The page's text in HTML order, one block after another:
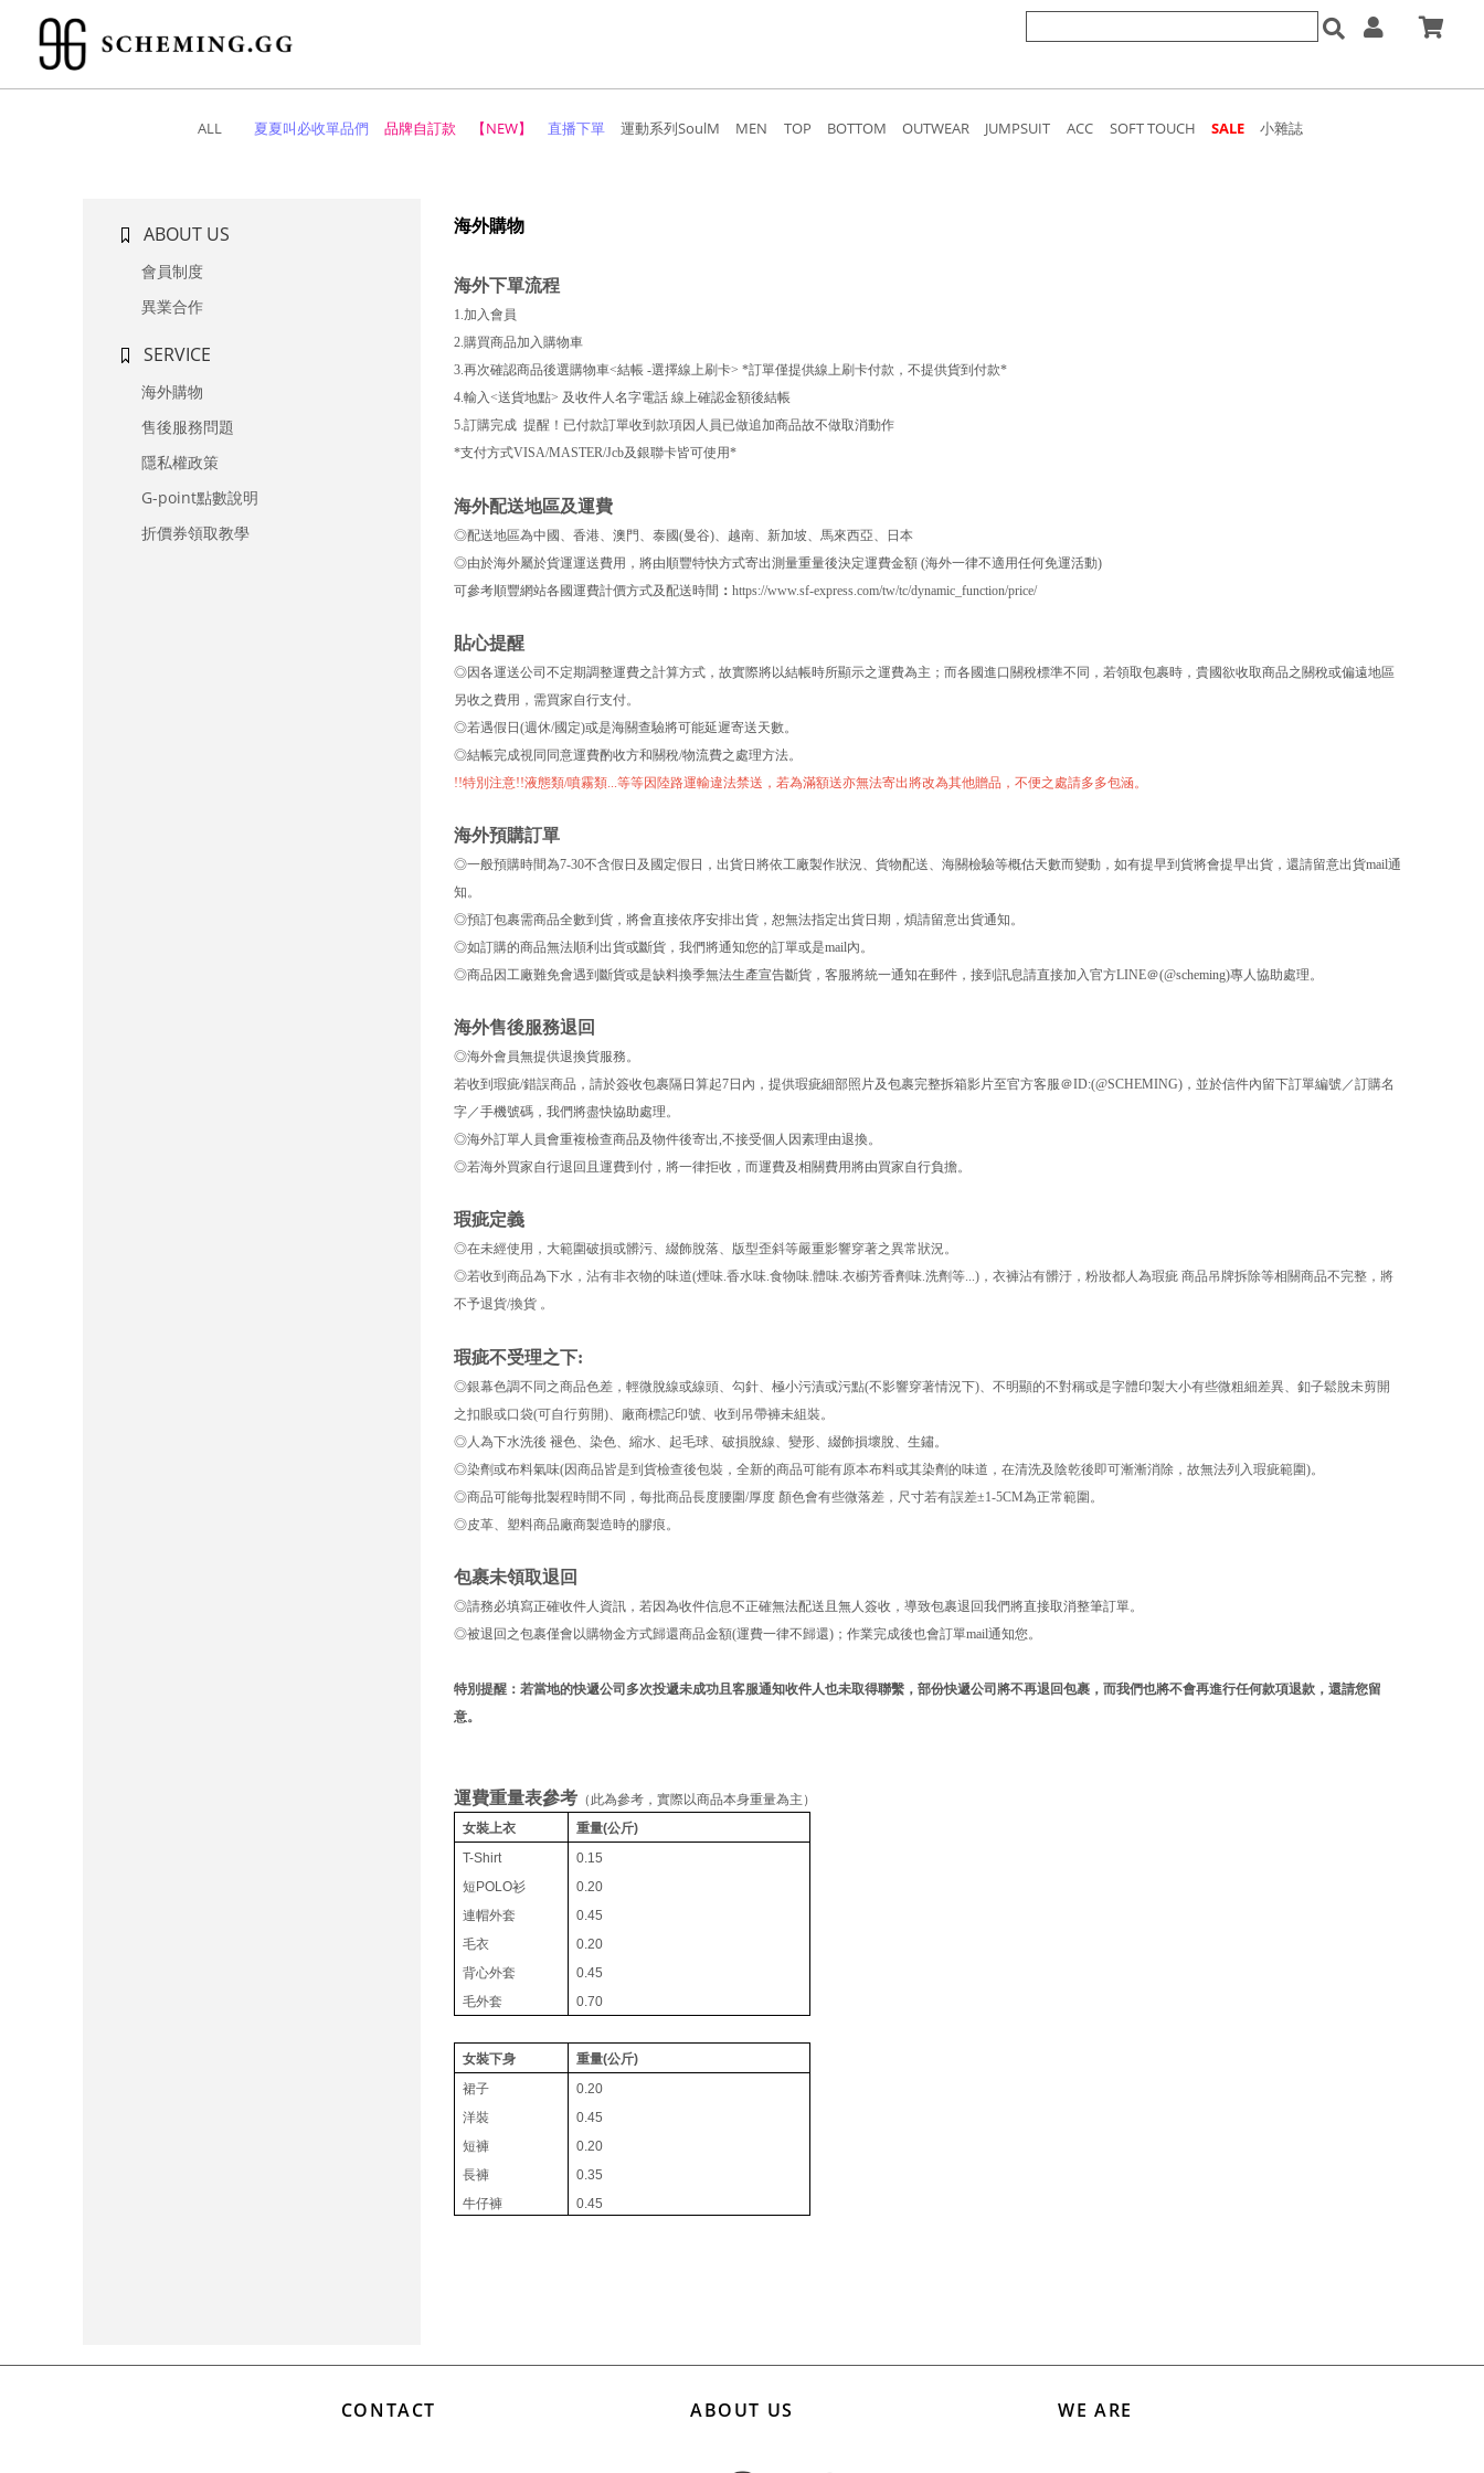
ALL 夏夏叫必收單品們 品牌自訂款 【NEW】 直播下單 運動系列SoulM MEN TOP BOTTOM OUTWEAR JUMPSUIT ACC SOFT TOUCH SALE 小雜誌
ABOUT US
會員制度
異業合作
SERVICE
海外購物
售後服務問題
隱私權政策
G-point點數說明
折價券領取教學
海外購物
海外下單流程
1.加入會員
2.購買商品加入購物車
3.再次確認商品後選購物車<結帳 -選擇線上刷卡> *訂單僅提供線上刷卡付款，不提供貨到付款*
4.輸入<送貨地點> 及收件人名字電話 線上確認金額後結帳
5.訂購完成 提醒！已付款訂單收到款項因人員已做追加商品故不做取消動作
*支付方式VISA/MASTER/Jcb及銀聯卡皆可使用*
海外配送地區及運費
◎配送地區為中國、香港、澳門、泰國(曼谷)、越南、新加坡、馬來西亞、日本
◎由於海外屬於貨運運送費用，將由順豐特快方式寄出測量重量後決定運費金額 (海外一律不適用任何免運活動)
可參考順豐網站各國運費計價方式及配送時間 ： https://www.sf-express.com/tw/tc/dynamic_function/price/
貼心提醒
◎因各運送公司不定期調整運費之計算方式，故實際將以結帳時所顯示之運費為主；而各國進口關稅標準不同，若領取包裹時，貴國欲收取商品之關稅或偏遠地區
另收之費用，需買家自行支付。
◎若遇假日(週休/國定)或是海關查驗將可能延遲寄送天數。
◎結帳完成視同同意運費酌收方和關稅/物流費之處理方法。
!!特別注意!!液態類/噴霧類...等等因陸路運輸違法禁送，若為滿額送亦無法寄出將改為其他贈品，不便之處請多多包涵。
海外預購訂單
◎一般預購時間為7-30不含假日及國定假日，出貨日將依工廠製作狀況、貨物配送、海關檢驗等概估天數而變動，如有提早到貨將會提早出貨，還請留意出貨mail通
知。
◎預訂包裹需商品全數到貨，將會直接依序安排出貨，恕無法指定出貨日期，煩請留意出貨通知。
◎如訂購的商品無法順利出貨或斷貨，我們將通知您的訂單或是mail內。
◎商品因工廠難免會遇到斷貨或是缺料換季無法生產宣告斷貨，客服將統一通知在郵件，接到訊息請直接加入官方LINE＠(@scheming)專人協助處理。
海外售後服務退回
◎海外會員無提供退換貨服務。
若收到瑕疵/錯誤商品，請於簽收包裹隔日算起7日內，提供瑕疵細部照片及包裹完整拆箱影片至官方客服＠ID:(@SCHEMING)，並於信件內留下訂單編號／訂購名
字／手機號碼，我們將盡快協助處理。
◎海外訂單人員會重複檢查商品及物件後寄出,不接受個人因素理由退換。
◎若海外買家自行退回且運費到付，將一律拒收，而運費及相關費用將由買家自行負擔。
瑕疵定義
◎在未經使用，大範圍破損或髒污、綴飾脫落、版型歪斜等嚴重影響穿著之異常狀況。
◎若收到商品為下水，沾有非衣物的味道(煙味.香水味.食物味.體味.衣櫥芳香劑味.洗劑等...)，衣褲沾有髒汙，粉妝都人為瑕疵 商品吊牌拆除等相關商品不完整，將
不予退貨/換貨 。
瑕疵不受理之下:
◎銀幕色調不同之商品色差，輕微脫線或線頭、勾針、極小污漬或污點(不影響穿著情況下)、不明顯的不對稱或是字體印製大小有些微粗細差異、釦子鬆脫未剪開
之扣眼或口袋(可自行剪開)、廠商標記印號、收到吊帶褲未組裝。
◎人為下水洗後 褪色、染色、縮水、起毛球、破損脫線、變形、綴飾損壞脫、生鏽。
◎染劑或布料氣味(因商品皆是到貨檢查後包裝，全新的商品可能有原本布料或其染劑的味道，在清洗及陰乾後即可漸漸消除，故無法列入瑕疵範圍)。
◎商品可能每批製程時間不同，每批商品長度腰圍/厚度 顏色會有些微落差，尺寸若有誤差±1-5CM為正常範圍 。
◎皮革、塑料商品廠商製造時的膠痕。
包裹未領取退回
◎請務必填寫正確收件人資訊，若因為收件信息不正確無法配送且無人簽收，導致包裹退回我們將直接取消整筆訂單。
◎被退回之包裹僅會以購物金方式歸還商品金額(運費一律不歸還)；作業完成後也會訂單mail通知您。
特別提醒：若當地的快遞公司多次投遞未成功且客服通知收件人也未取得聯繫，部份快遞公司將不再退回包裹，而我們也將不會再進行任何款項退款，還請您留
意。
運費重量表參考 （此為參考，實際以商品本身重量為主）
女裝上衣
重量(公斤)
T-Shirt
短POLO衫
連帽外套
毛衣
背心外套
毛外套
0.15
0.20
0.45
0.20
0.45
0.70
女裝下身
重量(公斤)
裙子
洋裝
短褲
長褲
牛仔褲
0.20
0.45
0.20
0.35
0.45
CONTACT ABOUT US WE ARE